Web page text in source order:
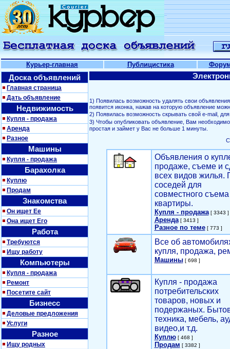
Курьер-главная Публицистика
Доска объявлений
Главная страница
Дать объявление
Недвижимость
Купля - продажа
Аренда
Разное
Машины
Купля - продажа
Барахолка
Куплю
Продам
Знакомства
Он ищет Ее
Она ищет Его
Работа
Требуются
Ищу работу
Компьютеры
Купля - продажа
Ремонт
Посетите сайт
Бизнесс
Деловые предложения
Услуги
Разное
Ищу родных
1) Появилась возможность удалять свои
появится иконка, нажав на которую объявление
2) Появилась возможность скрывать свой е-mail,
3) Чтобы опубликовать объявление, Вам
простая и займет у Вас не больше 1 минуты.
Объявления о
продаже, съеме и
всех видов жилья.
соседей для
совместного съема
квартиры.
Купля - продажа[ 3343 ]
Аренда[ 3413 ]
Разное по теме[ 773 ]
Все об
купля, продажа,
Машины[ 698 ]
Купля - продажа
потребительских
товаров, новых и
подержаных.
техника, мебель,
видео,и т.д.
Куплю[ 468 ]
Продам [ 3382 ]